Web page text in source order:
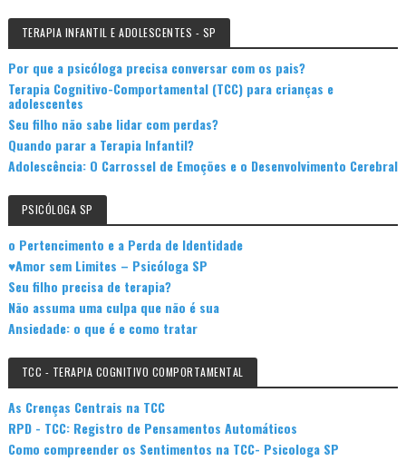
TERAPIA INFANTIL E ADOLESCENTES - SP
Por que a psicóloga precisa conversar com os pais?
Terapia Cognitivo-Comportamental (TCC) para crianças e
adolescentes
Seu filho não sabe lidar com perdas?
Quando parar a Terapia Infantil?
Adolescência: O Carrossel de Emoções e o Desenvolvimento Cerebral
PSICÓLOGA SP
o Pertencimento e a Perda de Identidade
♥Amor sem Limites – Psicóloga SP
Seu filho precisa de terapia?
Não assuma uma culpa que não é sua
Ansiedade: o que é e como tratar
TCC - TERAPIA COGNITIVO COMPORTAMENTAL
As Crenças Centrais na TCC
RPD - TCC: Registro de Pensamentos Automáticos
Como compreender os Sentimentos na TCC- Psicologa SP